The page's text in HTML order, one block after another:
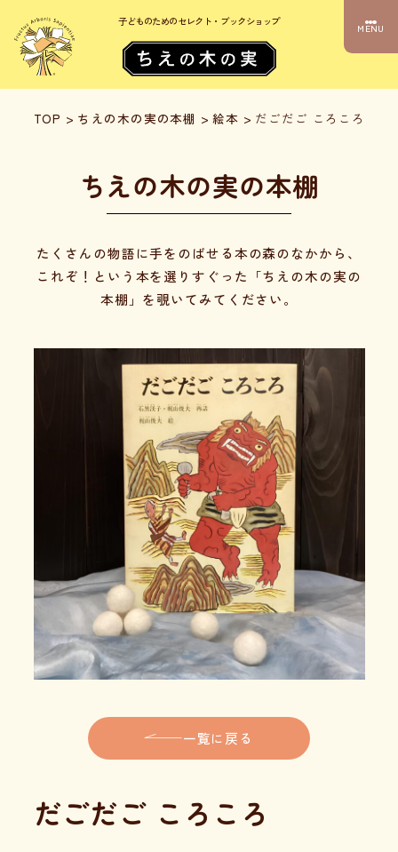
子どものためのセレクト・ブックショップ
MENU
TOP > ちえの木の実の本棚 > 絵本 > だごだご ころころ
ちえの木の実の本棚
たくさんの物語に手をのばせる本の森のなかから、
これぞ！という本を選りすぐった「ちえの木の実の
本棚」を覗いてみてください。
一覧に戻る
だごだご ころころ